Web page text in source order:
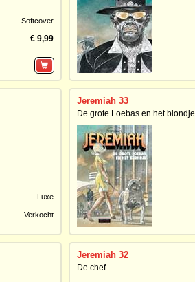
Softcover
€ 9,99
Luxe
Verkocht
Jeremiah 33
De grote Loebas en het blondje
Jeremiah 32
De chef